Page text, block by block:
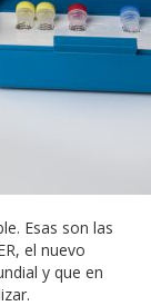
Esas son las
el nuevo
y que en